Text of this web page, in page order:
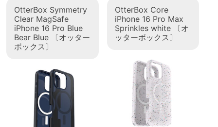
OtterBox Symmetry
Clear MagSafe
iPhone 16 Pro Blue
Bear Blue 〔オッター
ボックス〕
OtterBox Core
iPhone 16 Pro Max
Sprinkles white 〔オ
ッターボックス〕